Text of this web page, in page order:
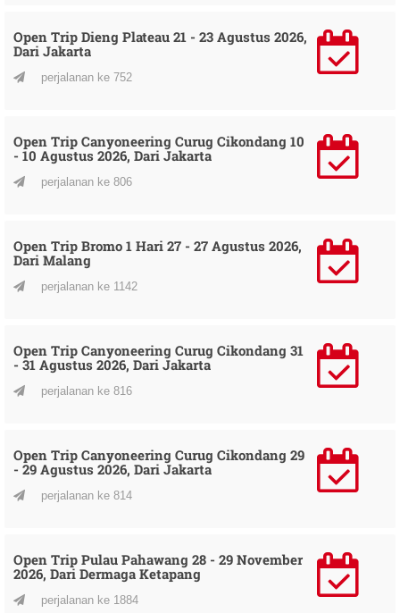
Open Trip Dieng Plateau 21 - 23 Agustus 2026,
Dari Jakarta
perjalanan ke 752
Open Trip Canyoneering Curug Cikondang 10
- 10 Agustus 2026, Dari Jakarta
perjalanan ke 806
Open Trip Bromo 1 Hari 27 - 27 Agustus 2026,
Dari Malang
perjalanan ke 1142
Open Trip Canyoneering Curug Cikondang 31
- 31 Agustus 2026, Dari Jakarta
perjalanan ke 816
Open Trip Canyoneering Curug Cikondang 29
- 29 Agustus 2026, Dari Jakarta
perjalanan ke 814
Open Trip Pulau Pahawang 28 - 29 November
2026, Dari Dermaga Ketapang
perjalanan ke 1884